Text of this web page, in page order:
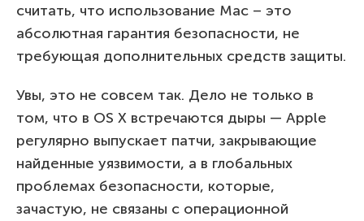
считать, что использование Mac – это
абсолютная гарантия безопасности, не
требующая дополнительных средств защиты.
Увы, это не совсем так. Дело не только в
том, что в OS X встречаются дыры — Apple
регулярно выпускает патчи, закрывающие
найденные уязвимости, а в глобальных
проблемах безопасности, которые,
зачастую, не связаны с операционной